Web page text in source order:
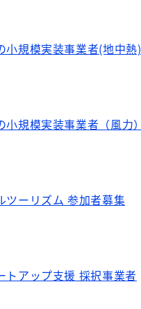
小規模実装事業者(地中熱)
規模実装事業者（風力）
ツーリズム 参加者募集
トアップ支援 採択事業者